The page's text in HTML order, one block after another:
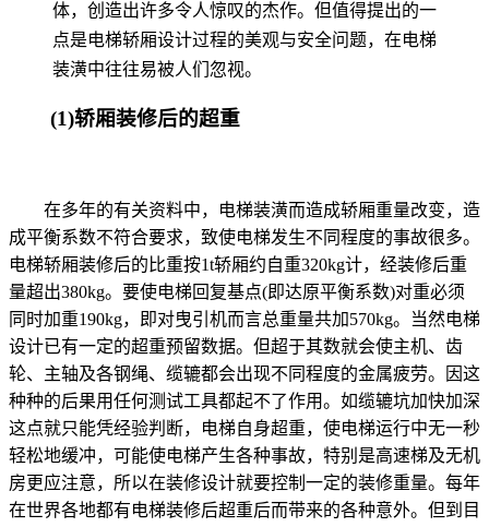
体，创造出许多令人惊叹的杰作。但值得提出的一
点是电梯轿厢设计过程的美观与安全问题，在电梯
装潢中往往易被人们忽视。
(1)轿厢装修后的超重
在多年的有关资料中，电梯装潢而造成轿厢重量改变，造
成平衡系数不符合要求，致使电梯发生不同程度的事故很多。
电梯轿厢装修后的比重按1t轿厢约自重320kg计，经装修后重
量超出380kg。要使电梯回复基点(即达原平衡系数)对重必须
同时加重190kg，即对曳引机而言总重量共加570kg。当然电梯
设计已有一定的超重预留数据。但超于其数就会使主机、齿
轮、主轴及各钢绳、缆辘都会出现不同程度的金属疲劳。因这
种种的后果用任何测试工具都起不了作用。如缆辘坑加快加深
这点就只能凭经验判断，电梯自身超重，使电梯运行中无一秒
轻松地缓冲，可能使电梯产生各种事故，特别是高速梯及无机
房更应注意，所以在装修设计就要控制一定的装修重量。每年
在世界各地都有电梯装修后超重后而带来的各种意外。但到目